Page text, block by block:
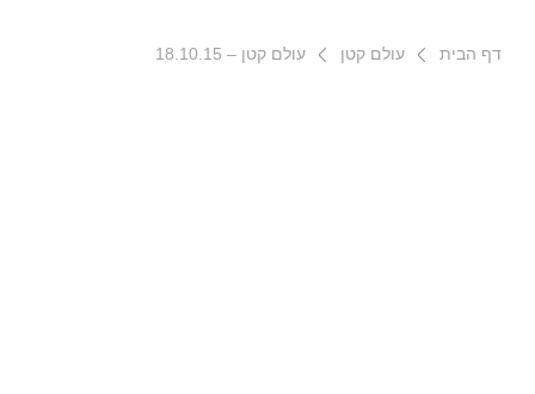
דף הבית עולם קטן עולם קטן – 18.10.15